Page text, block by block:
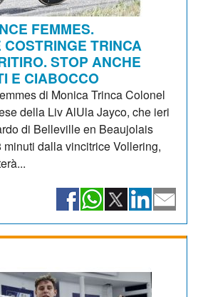
FEMMES.
COSTRINGE TRINCA
STOP ANCHE
E CIABOCCO
di Monica Trinca Colonel
della Liv AlUla Jayco, che ieri
di Belleville en Beaujolais
dalla vincitrice Vollering,